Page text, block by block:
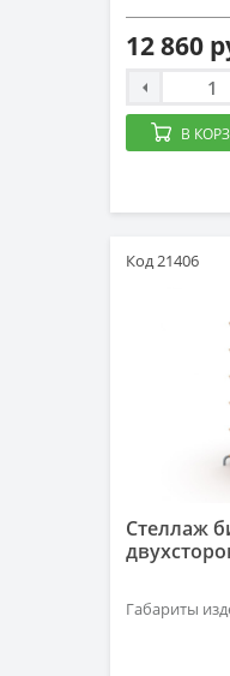
12 860
В
Код 21406
Стеллаж
Габариты